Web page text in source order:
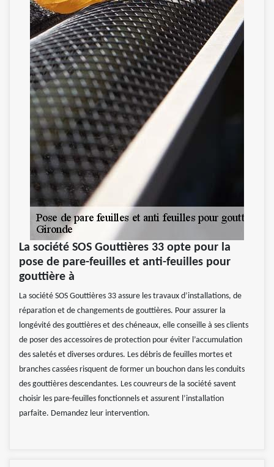
La société SOS Gouttières 33 opte pour la
pose de pare-feuilles et anti-feuilles pour
gouttière à
La société SOS Gouttières 33 assure les travaux d’installations, de
réparation et de changements de gouttières. Pour assurer la
longévité des gouttières et des chéneaux, elle conseille à ses clients
de poser des accessoires de protection pour éviter l’accumulation
des saletés et diverses ordures. Les débris de feuilles mortes et
branches cassées risquent de former un bouchon dans les conduits
des gouttières descendantes. Les couvreurs de la société savent
choisir les pare-feuilles fonctionnels et assurent l’installation
parfaite. Demandez leur intervention.